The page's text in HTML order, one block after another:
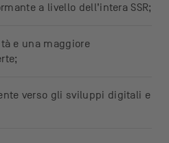
a livello dell’intera SSR;
e una maggiore
verso gli sviluppi digitali e